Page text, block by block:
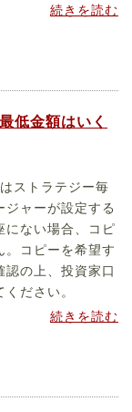
続きを読む
低金額はいく
ストラテジー毎
ャーが設定する
にない場合、コピ
。コピーを希望す
の上、投資家口
ださい。
続きを読む